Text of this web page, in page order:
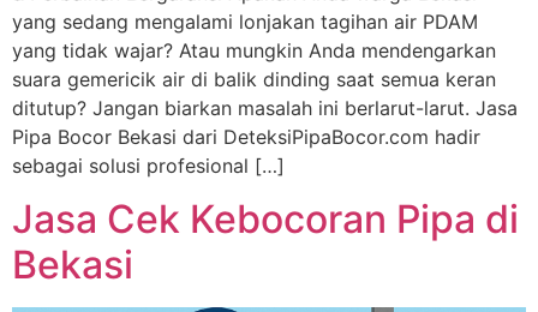
yang sedang mengalami lonjakan tagihan air PDAM
yang tidak wajar? Atau mungkin Anda mendengarkan
suara gemericik air di balik dinding saat semua keran
ditutup? Jangan biarkan masalah ini berlarut-larut. Jasa
Pipa Bocor Bekasi dari DeteksiPipaBocor.com hadir
sebagai solusi profesional […]
Jasa Cek Kebocoran Pipa di
Bekasi